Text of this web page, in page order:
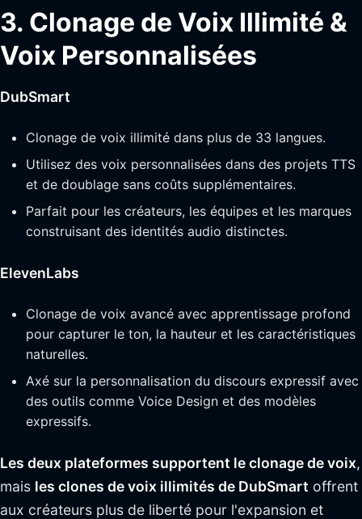
3. Clonage de Voix Illimité &
Voix Personnalisées
DubSmart
Clonage de voix illimité dans plus de 33 langues.
Utilisez des voix personnalisées dans des projets TTS
et de doublage sans coûts supplémentaires.
Parfait pour les créateurs, les équipes et les marques
construisant des identités audio distinctes.
ElevenLabs
Clonage de voix avancé avec apprentissage profond
pour capturer le ton, la hauteur et les caractéristiques
naturelles.
Axé sur la personnalisation du discours expressif avec
des outils comme Voice Design et des modèles
expressifs.
Les deux plateformes supportent le clonage de voix,
mais les clones de voix illimités de DubSmart offrent
aux créateurs plus de liberté pour l'expansion et